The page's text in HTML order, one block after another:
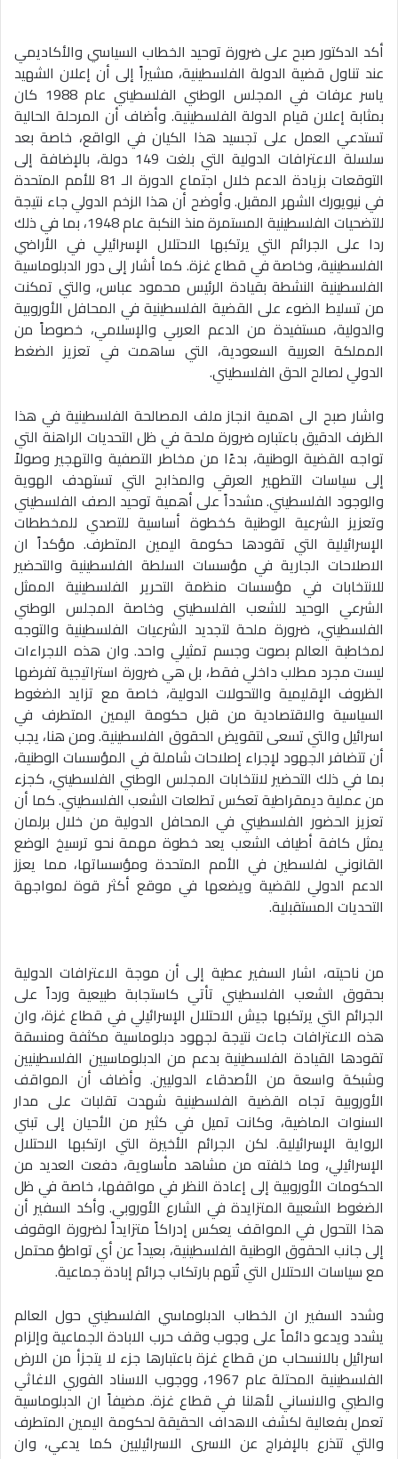
أكد الدكتور صبح على ضرورة توحيد الخطاب السياسي والأكاديمي
عند تناول قضية الدولة الفلسطينية، مشيراً إلى أن إعلان الشهيد
ياسر عرفات في المجلس الوطني الفلسطيني عام 1988 كان
بمثابة إعلان قيام الدولة الفلسطينية. وأضاف أن المرحلة الحالية
تستدعي العمل على تجسيد هذا الكيان في الواقع، خاصة بعد
سلسلة الاعترافات الدولية التي بلغت 149 دولة، بالإضافة إلى
التوقعات بزيادة الدعم خلال اجتماع الدورة الـ 81 للأمم المتحدة
في نيويورك الشهر المقبل. وأوضح أن هذا الزخم الدولي جاء نتيجة
للتضحيات الفلسطينية المستمرة منذ النكبة عام 1948، بما في ذلك
ردا على الجرائم التي يرتكبها الاحتلال الإسرائيلي في الأراضي
الفلسطينية، وخاصة في قطاع غزة. كما أشار إلى دور الدبلوماسية
الفلسطينية النشطة بقيادة الرئيس محمود عباس، والتي تمكنت
من تسليط الضوء على القضية الفلسطينية في المحافل الأوروبية
والدولية، مستفيدة من الدعم العربي والإسلامي، خصوصاً من
المملكة العربية السعودية، التي ساهمت في تعزيز الضغط
الدولي لصالح الحق الفلسطيني.
واشار صبح الى اهمية انجاز ملف المصالحة الفلسطينية في هذا
الظرف الدقيق باعتباره ضرورة ملحة في ظل التحديات الراهنة التي
تواجه القضية الوطنية، بدءًا من مخاطر التصفية والتهجير وصولاً
إلى سياسات التطهير العرقي والمذابح التي تستهدف الهوية
والوجود الفلسطيني. مشدداً على أهمية توحيد الصف الفلسطيني
وتعزيز الشرعية الوطنية كخطوة أساسية للتصدي للمخططات
الإسرائيلية التي تقودها حكومة اليمين المتطرف. مؤكداً ان
الاصلاحات الجارية في مؤسسات السلطة الفلسطينية والتحضير
للانتخابات في مؤسسات منظمة التحرير الفلسطينية الممثل
الشرعي الوحيد للشعب الفلسطيني وخاصة المجلس الوطني
الفلسطيني، ضرورة ملحة لتجديد الشرعيات الفلسطينية والتوجه
لمخاطبة العالم بصوت وجسم تمثيلي واحد. وان هذه الاجراءات
ليست مجرد مطلب داخلي فقط، بل هي ضرورة استراتيجية تفرضها
الظروف الإقليمية والتحولات الدولية، خاصة مع تزايد الضغوط
السياسية والاقتصادية من قبل حكومة اليمين المتطرف في
اسرائيل والتي تسعى لتقويض الحقوق الفلسطينية. ومن هنا، يجب
أن تتضافر الجهود لإجراء إصلاحات شاملة في المؤسسات الوطنية،
بما في ذلك التحضير لانتخابات المجلس الوطني الفلسطيني، كجزء
من عملية ديمقراطية تعكس تطلعات الشعب الفلسطيني. كما أن
تعزيز الحضور الفلسطيني في المحافل الدولية من خلال برلمان
يمثل كافة أطياف الشعب يعد خطوة مهمة نحو ترسيخ الوضع
القانوني لفلسطين في الأمم المتحدة ومؤسساتها، مما يعزز
الدعم الدولي للقضية ويضعها في موقع أكثر قوة لمواجهة
التحديات المستقبلية.
من ناحيته، اشار السفير عطية إلى أن موجة الاعترافات الدولية
بحقوق الشعب الفلسطيني تأتي كاستجابة طبيعية ورداً على
الجرائم التي يرتكبها جيش الاحتلال الإسرائيلي في قطاع غزة، وان
هذه الاعترافات جاءت نتيجة لجهود دبلوماسية مكثفة ومنسقة
تقودها القيادة الفلسطينية بدعم من الدبلوماسيين الفلسطينيين
وشبكة واسعة من الأصدقاء الدوليين. وأضاف أن المواقف
الأوروبية تجاه القضية الفلسطينية شهدت تقلبات على مدار
السنوات الماضية، وكانت تميل في كثير من الأحيان إلى تبني
الرواية الإسرائيلية. لكن الجرائم الأخيرة التي ارتكبها الاحتلال
الإسرائيلي، وما خلفته من مشاهد مأساوية، دفعت العديد من
الحكومات الأوروبية إلى إعادة النظر في مواقفها، خاصة في ظل
الضغوط الشعبية المتزايدة في الشارع الأوروبي. وأكد السفير أن
هذا التحول في المواقف يعكس إدراكاً متزايداً لضرورة الوقوف
إلى جانب الحقوق الوطنية الفلسطينية، بعيداً عن أي تواطؤ محتمل
مع سياسات الاحتلال التي تُتهم بارتكاب جرائم إبادة جماعية.
وشدد السفير ان الخطاب الدبلوماسي الفلسطيني حول العالم
يشدد ويدعو دائماً على وجوب وقف حرب الابادة الجماعية وإلزام
اسرائيل بالانسحاب من قطاع غزة باعتبارها جزء لا يتجزأ من الارض
الفلسطينية المحتلة عام 1967، ووجوب الاسناد الفوري الاغاثي
والطبي والانساني لأهلنا في قطاع غزة. مضيفاً ان الدبلوماسية
تعمل بفعالية لكشف الاهداف الحقيقة لحكومة اليمين المتطرف
والتي تتذرع بالإفراج عن الاسرى الاسرائيليين كما يدعي، وان